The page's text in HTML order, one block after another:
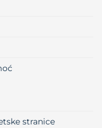
stranice